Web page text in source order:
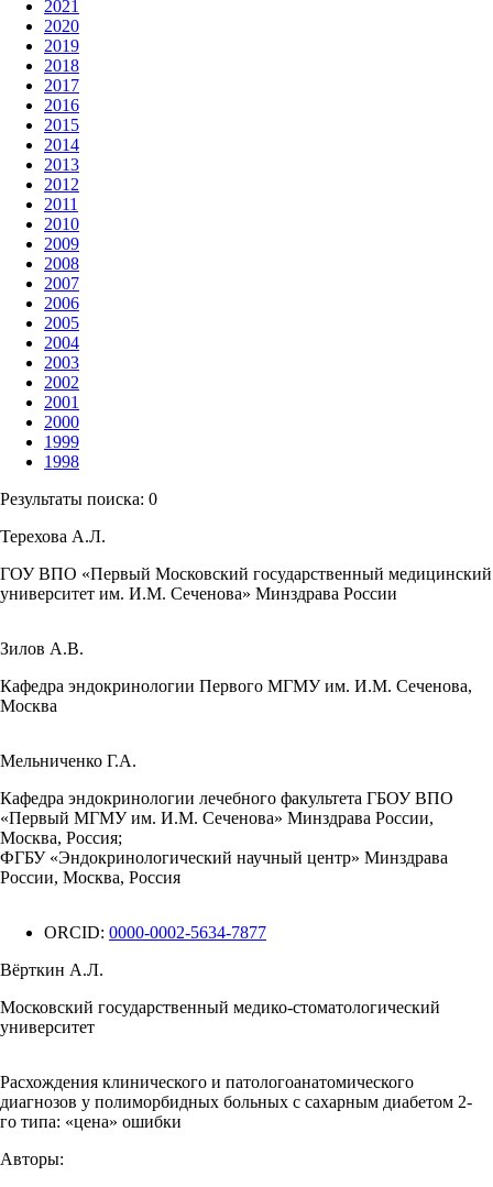
2021
2020
2019
2018
2017
2016
2015
2014
2013
2012
2011
2010
2009
2008
2007
2006
2005
2004
2003
2002
2001
2000
1999
1998
Результаты поиска: 0
Терехова А.Л.
ГОУ ВПО «Первый Московский государственный медицинский
университет им. И.М. Сеченова» Минздрава России
Зилов А.В.
Кафедра эндокринологии Первого МГМУ им. И.М. Сеченова,
Москва
Мельниченко Г.А.
Кафедра эндокринологии лечебного факультета ГБОУ ВПО
«Первый МГМУ им. И.М. Сеченова» Минздрава России,
Москва, Россия;
ФГБУ «Эндокринологический научный центр» Минздрава
России, Москва, Россия
ORCID: 0000-0002-5634-7877
Вёрткин А.Л.
Московский государственный медико-стоматологический
университет
Расхождения клинического и патологоанатомического
диагнозов у полиморбидных больных с сахарным диабетом 2-
го типа: «цена» ошибки
Авторы: